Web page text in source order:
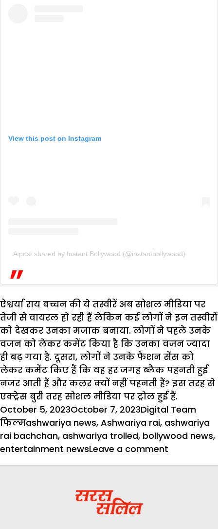
View this post on Instagram
A post shared by Instant Bollywood (@instantbollywood)
ऐश्वर्या राय बच्चन की ये तस्वीरें अब सोशल मीडिया पर
तेजी से वायरल हो रही हैं लेकिन कई लोगों ने इन तस्वीरों
को देखकर उनका मजाक बनाया. लोगों ने पहले उनके
वजन को लेकर कमेंट किया है कि उनका वजन ज्यादा
ही बढ़ गया है. दूसरा, लोगों ने उनके फैशन सेंस को
लेकर कमेंट किए हैं कि वह हर जगह ब्लैक पहनती हुई
नजर आती हैं और कलर क्यों नहीं पहनती हैं? इस तरह से
एक्ट्रेस बुरी तरह सोशल मीडिया पर ट्रोल हुई हैं.
Posted
on
October 5, 2023October 7, 2023Author
Digital Team
फिल्मTags
ashwariya news, Ashwariya rai, ashwariya
rai bachchan, ashwariya trolled, bollywood news,
entertainment newsLeave a comment